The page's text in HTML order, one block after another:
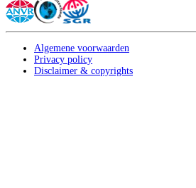
Algemene voorwaarden
Privacy policy
Disclaimer & copyrights